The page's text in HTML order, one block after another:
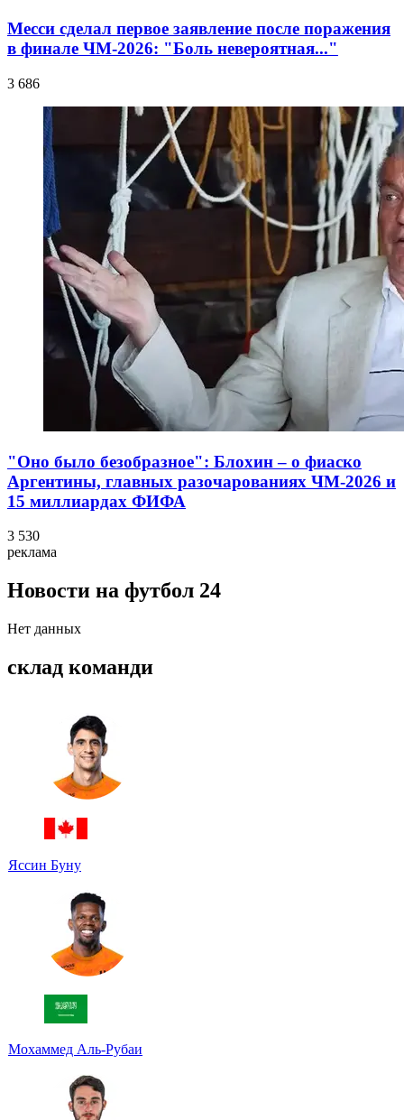
Месси сделал первое заявление после поражения
в финале ЧМ-2026: "Боль невероятная..."
3 686
"Оно было безобразное": Блохин – о фиаско
Аргентины, главных разочарованиях ЧМ-2026 и
15 миллиардах ФИФА
3 530
реклама
Новости на футбол 24
Нет данных
склад команди
Яссин Буну
Мохаммед Аль-Рубаи